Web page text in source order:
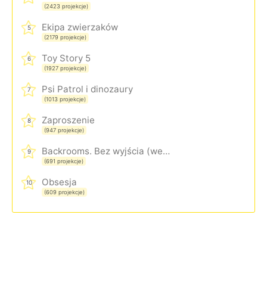
(2423 projekcje)
5 Ekipa zwierzaków
(2179 projekcje)
6 Toy Story 5
(1927 projekcje)
7 Psi Patrol i dinozaury
(1013 projekcje)
8 Zaproszenie
(947 projekcje)
9 Backrooms. Bez wyjścia (wersja rozszerzona)
(691 projekcje)
10 Obsesja
(609 projekcje)